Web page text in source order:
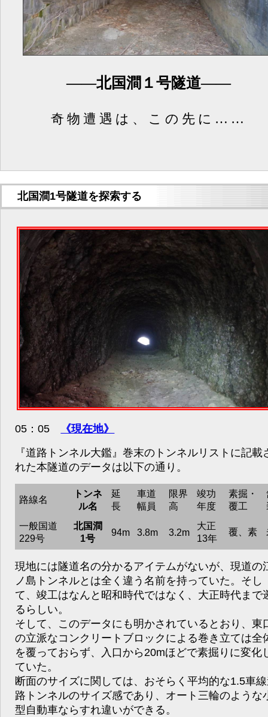
――北国澗１号隧道――
奇物遭遇は、この先に……
北国澗1号隧道を探索する
05：05
《現在地》
『道路トンネル大鑑』巻末のトンネルリストに記載
れた本隧道のデータは以下の通り。
路線名
トンネ
ル名
延
長
車道
幅員
限界
高
竣功
年度
素掘・
覆工
一般国道
229号
北国澗
1号
94m 3.8m 3.2m
大正
13年
覆、素
現地には隧道名の分かるアイテムがないが、現道の
ノ島トンネルとは全く違う名前を持っていた。そし
て、竣工はなんと昭和時代ではなく、大正時代まで
るらしい。
そして、このデータにも明かされているとおり、東
の立派なコンクリートブロックによる巻き立ては全
を覆っておらず、入口から20mほどで素掘りに変化
ていた。
断面のサイズに関しては、おそらく平均的な1.5車
路トンネルのサイズ感であり、オート三輪のような
型自動車ならすれ違いができる。